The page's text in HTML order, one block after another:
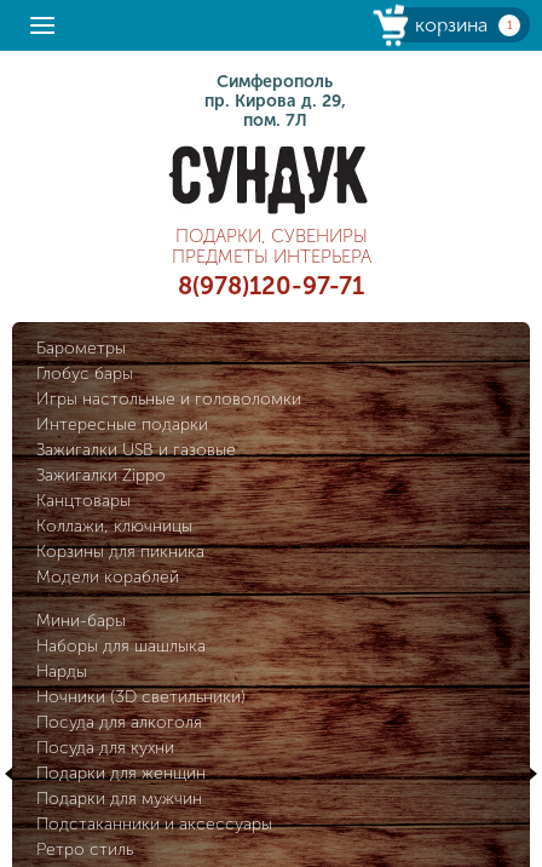
корзина 1
Симферополь
пр. Кирова д. 29,
пом. 7Л
ПОДАРКИ, СУВЕНИРЫ
ПРЕДМЕТЫ ИНТЕРЬЕРА
8(978)120-97-71
Барометры
Глобус бары
Игры настольные и головоломки
Интересные подарки
Зажигалки USB и газовые
Зажигалки Zippo
Канцтовары
Коллажи, ключницы
Корзины для пикника
Модели кораблей
Мини-бары
Наборы для шашлыка
Нарды
Ночники (3D светильники)
Посуда для алкоголя
Посуда для кухни
Подарки для женщин
Подарки для мужчин
Подстаканники и аксессуары
Ретро стиль